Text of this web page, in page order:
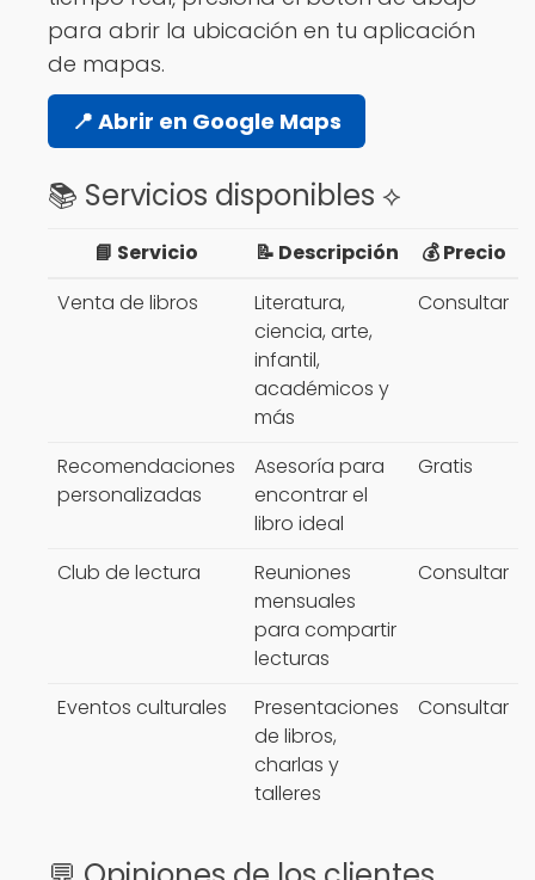
para abrir la ubicación en tu aplicación
de mapas.
📍 Abrir en Google Maps
📚 Servicios disponibles ⟡
📘 Servicio 📝 Descripción
💰 Precio
Venta de libros
Literatura,
ciencia, arte,
infantil,
académicos y
más
Consultar
Recomendaciones
personalizadas
Asesoría para
encontrar el
libro ideal
Gratis
Club de lectura
Reuniones
mensuales
para compartir
lecturas
Consultar
Eventos culturales
Presentaciones
de libros,
charlas y
talleres
Consultar